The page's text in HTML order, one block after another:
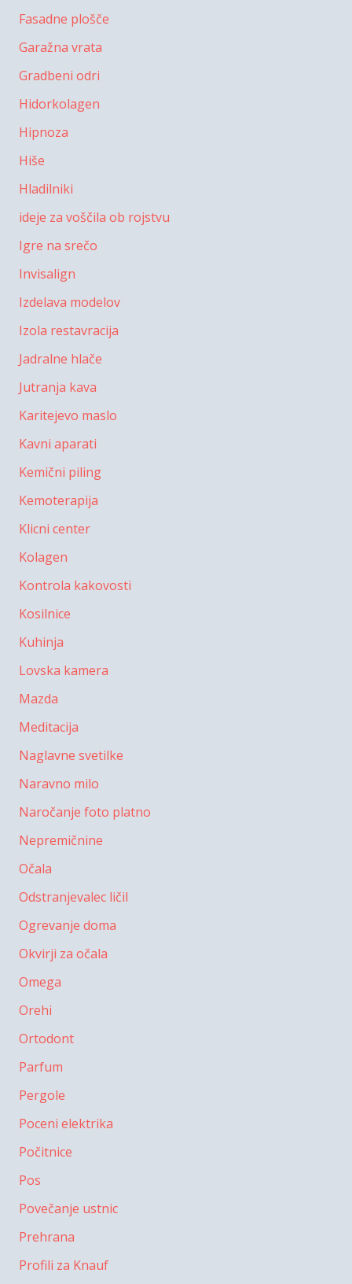
Fasadne plošče
Garažna vrata
Gradbeni odri
Hidorkolagen
Hipnoza
Hiše
Hladilniki
ideje za voščila ob rojstvu
Igre na srečo
Invisalign
Izdelava modelov
Izola restavracija
Jadralne hlače
Jutranja kava
Karitejevo maslo
Kavni aparati
Kemični piling
Kemoterapija
Klicni center
Kolagen
Kontrola kakovosti
Kosilnice
Kuhinja
Lovska kamera
Mazda
Meditacija
Naglavne svetilke
Naravno milo
Naročanje foto platno
Nepremičnine
Očala
Odstranjevalec ličil
Ogrevanje doma
Okvirji za očala
Omega
Orehi
Ortodont
Parfum
Pergole
Poceni elektrika
Počitnice
Pos
Povečanje ustnic
Prehrana
Profili za Knauf